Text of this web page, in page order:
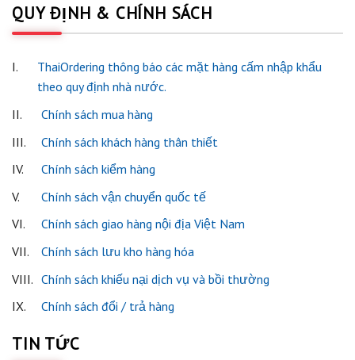
QUY ĐỊNH & CHÍNH SÁCH
I.
ThaiOrdering thông báo các mặt hàng cấm nhập khẩu
theo quy định nhà nước.
II.
Chính sách mua hàng
III.
Chính sách khách hàng thân thiết
IV.
Chính sách kiểm hàng
V.
Chính sách vận chuyển quốc tế
VI.
Chính sách giao hàng nội địa Việt Nam
VII.
Chính sách lưu kho hàng hóa
VIII. Chính sách khiếu nại dịch vụ và bồi thường
IX.
Chính sách đổi / trả hàng
TIN TỨC